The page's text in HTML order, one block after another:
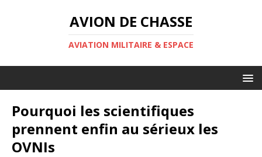
AVION DE CHASSE
AVIATION MILITAIRE & ESPACE
Pourquoi les scientifiques
prennent enfin au sérieux les
OVNIs